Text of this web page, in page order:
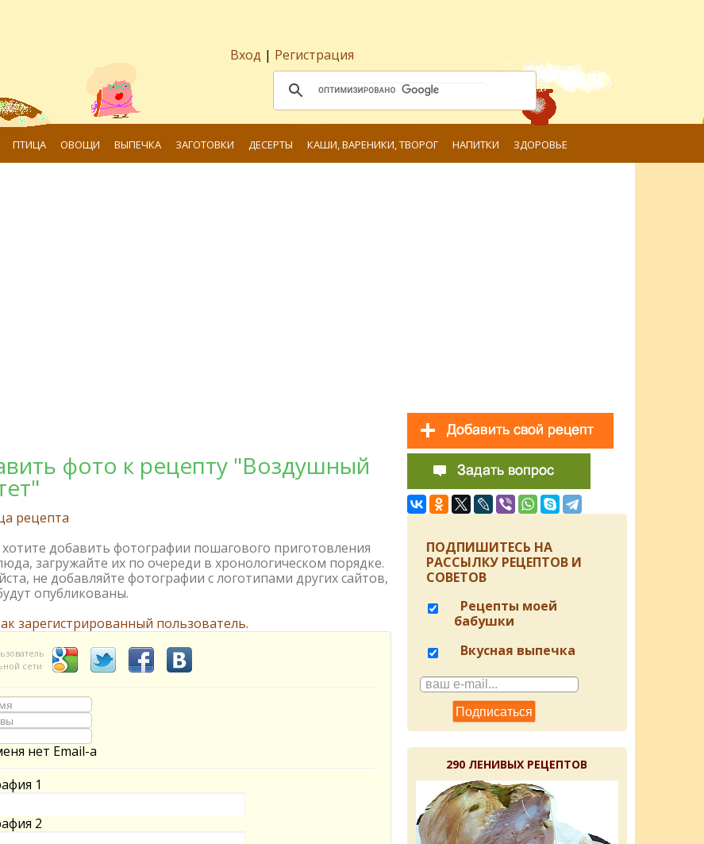
Вход | Регистрация
ПТИЦА ОВОЩИ ВЫПЕЧКА ЗАГОТОВКИ ДЕСЕРТЫ КАШИ, ВАРЕНИКИ, ТВОРОГ НАПИТКИ ЗДОРОВЬЕ
фото к рецепту "Воздушный
рецепта
добавить фотографии пошагового приготовления
загружайте их по очереди в хронологическом порядке.
не добавляйте фотографии с логотипами других сайтов,
опубликованы.
зарегистрированный пользователь.
сети
нет Email-а
1
2
ПОДПИШИТЕСЬ НА
РАССЫЛКУ РЕЦЕПТОВ И
СОВЕТОВ
Рецепты моей
бабушки
Вкусная выпечка
290 ЛЕНИВЫХ РЕЦЕПТОВ